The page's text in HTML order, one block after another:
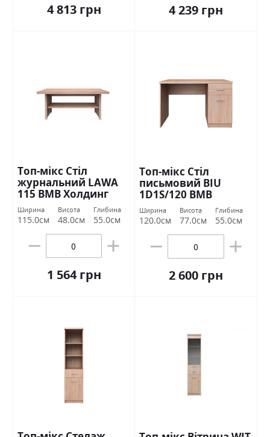
4 813 грн 4 239 грн
Топ-мікс Стіл
журнальний LAWA
115 ВМВ Холдинг
Ширина
115.0см
Висота
48.0см
Глибина
55.0см
1 564 грн
Топ-мікс Стіл
письмовий BIU
1D1S/120 ВМВ
Холдинг
Ширина
120.0см
Висота
77.0см
Глибина
55.0см
2 600 грн